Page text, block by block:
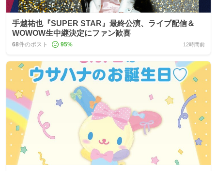
手越祐也『SUPER STAR』最終公演、ライブ配信＆
WOWOW生中継決定にファン歓喜
68件のポスト 95% 12時間前